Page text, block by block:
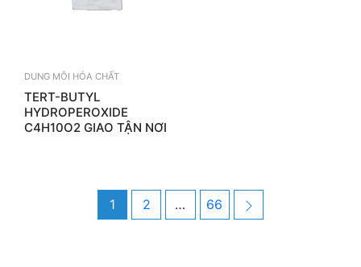
DUNG MÔI HÓA CHẤT
TERT-BUTYL
HYDROPEROXIDE
C4H10O2 GIAO TẬN NƠI
navigation
Page
1 Page
2 … Page
66 Next